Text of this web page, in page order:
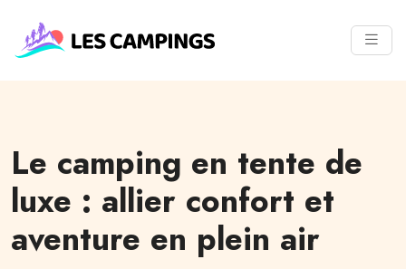
Le camping en tente de
luxe : allier confort et
aventure en plein air